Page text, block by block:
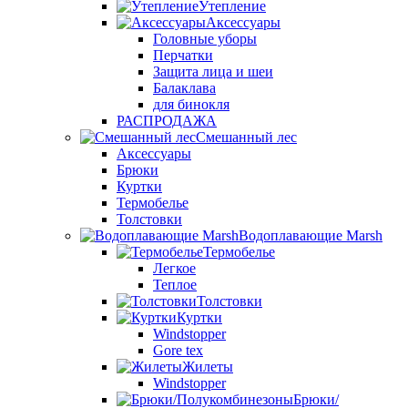
Утепление
Аксессуары
Головные уборы
Перчатки
Защита лица и шеи
Балаклава
для бинокля
РАСПРОДАЖА
Смешанный лес
Аксессуары
Брюки
Куртки
Термобелье
Толстовки
Водоплавающие Marsh
Термобелье
Легкое
Теплое
Толстовки
Куртки
Windstopper
Gore tex
Жилеты
Windstopper
Брюки/